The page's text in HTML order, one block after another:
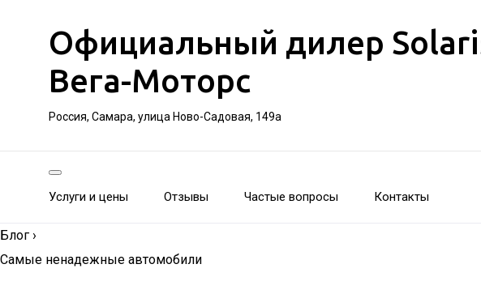
Официальный дилер
Вега-Моторс
Россия, Самара, улица Ново-Садовая, 149а
Услуги и цены Отзывы Частые вопросы Контакты
Блог ›
Самые ненадежные автомобили